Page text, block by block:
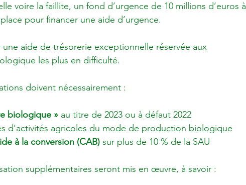
voire la faillite, un fond d’urgence de 10 millions d’euros à
pour financer une aide d’urgence.
aide de trésorerie exceptionnelle réservée aux
les plus en difficulté.
biologique » au titre de 2023 ou à défaut 2022
d’activités agricoles du mode de production biologique
à la conversion (CAB) sur plus de 10 % de la SAU